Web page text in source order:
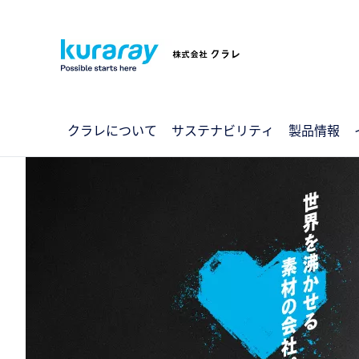
クラレについて サステナビリティ 製品情報